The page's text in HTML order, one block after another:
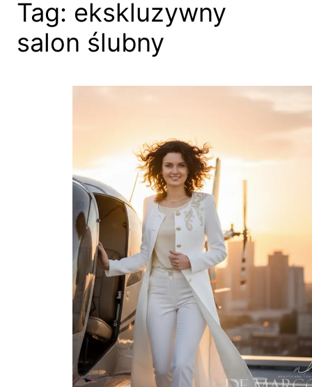
Tag: ekskluzywny
salon ślubny